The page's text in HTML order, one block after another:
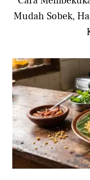
Mudah Sobek,